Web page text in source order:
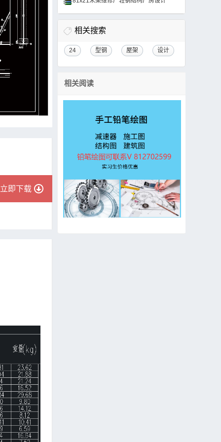
立即下载
相关搜索
24 型钢 屋架 设计
相关阅读